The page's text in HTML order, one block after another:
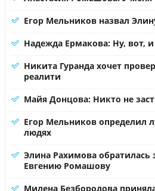
Егор Мельников назвал
Надежда Ермакова: Ну, вот, и
Никита Гуранда хочет
реалити
Майя Донцова: Никто не
Егор Мельников определил
людях
Элина Рахимова
Евгению Ромашову
Милена Безбородова